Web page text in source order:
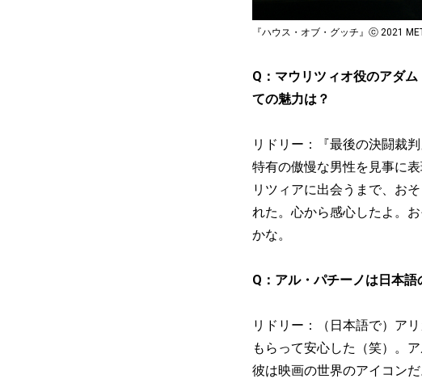
『ハウス・オブ・グッチ』ⓒ 2021
Q：マウリツィオ役のアダ
ての魅力は？
リドリー：『最後の決闘裁
特有の傲慢な男性を見事に
リツィアに出会うまで、お
れた。心から感心したよ。
かな。
Q：アル・パチーノは日本語
リドリー：（日本語で）ア
もらって安心した（笑）。
彼は映画の世界のアイコン